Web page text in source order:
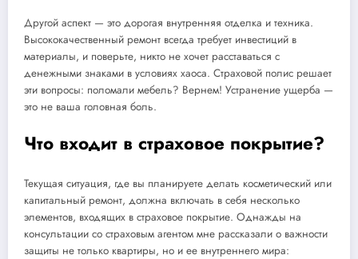
Другой аспект — это дорогая внутренняя отделка и техника.
Высококачественный ремонт всегда требует инвестиций в
материалы, и поверьте, никто не хочет расставаться с
денежными знаками в условиях хаоса. Страховой полис решает
эти вопросы: поломали мебель? Вернем! Устранение ущерба —
это не ваша головная боль.
Что входит в страховое покрытие?
Текущая ситуация, где вы планируете делать косметический или
капитальный ремонт, должна включать в себя несколько
элементов, входящих в страховое покрытие. Однажды на
консультации со страховым агентом мне рассказали о важности
защиты не только квартиры, но и ее внутреннего мира: